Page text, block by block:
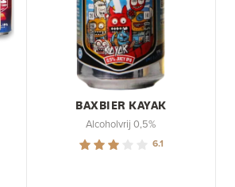
BAXBIER KAYAK
Alcoholvrij 0,5%
6.1